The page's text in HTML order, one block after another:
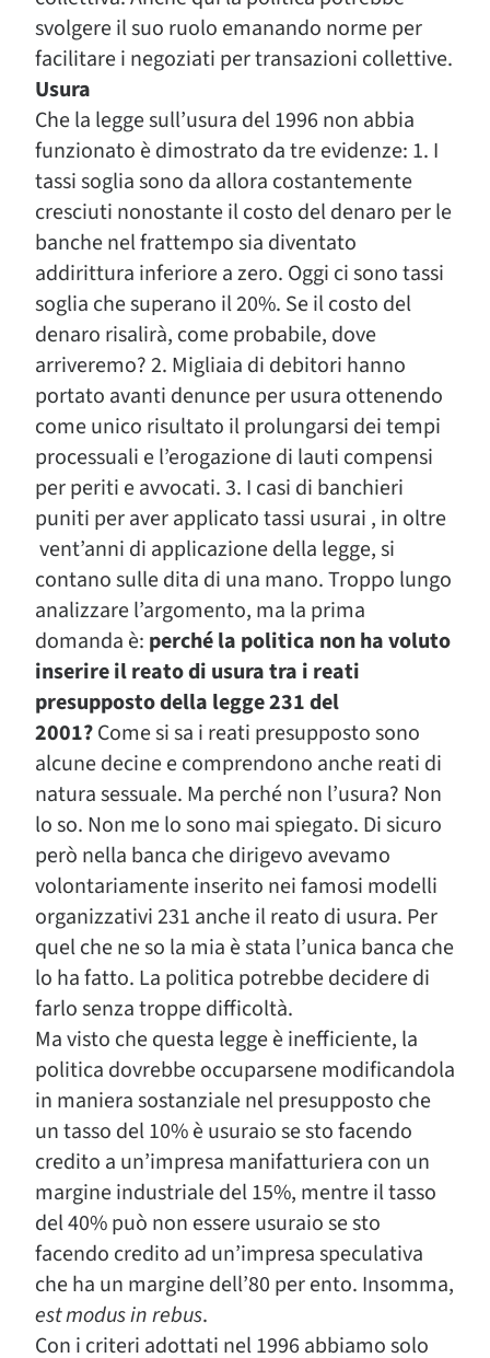
svolgere il suo ruolo emanando norme per
facilitare i negoziati per transazioni collettive.
Usura
Che la legge sull’usura del 1996 non abbia
funzionato è dimostrato da tre evidenze: 1. I
tassi soglia sono da allora costantemente
cresciuti nonostante il costo del denaro per le
banche nel frattempo sia diventato
addirittura inferiore a zero. Oggi ci sono tassi
soglia che superano il 20%. Se il costo del
denaro risalirà, come probabile, dove
arriveremo? 2. Migliaia di debitori hanno
portato avanti denunce per usura ottenendo
come unico risultato il prolungarsi dei tempi
processuali e l’erogazione di lauti compensi
per periti e avvocati. 3. I casi di banchieri
puniti per aver applicato tassi usurai , in oltre
vent’anni di applicazione della legge, si
contano sulle dita di una mano. Troppo lungo
analizzare l’argomento, ma la prima
domanda è: perché la politica non ha voluto
inserire il reato di usura tra i reati
presupposto della legge 231 del
2001?Come si sa i reati presupposto sono
alcune decine e comprendono anche reati di
natura sessuale. Ma perché non l’usura? Non
lo so. Non me lo sono mai spiegato. Di sicuro
però nella banca che dirigevo avevamo
volontariamente inserito nei famosi modelli
organizzativi 231 anche il reato di usura. Per
quel che ne so la mia è stata l’unica banca che
lo ha fatto. La politica potrebbe decidere di
farlo senza troppe difficoltà.
Ma visto che questa legge è inefficiente, la
politica dovrebbe occuparsene modificandola
in maniera sostanziale nel presupposto che
un tasso del 10% è usuraio se sto facendo
credito a un’impresa manifatturiera con un
margine industriale del 15%, mentre il tasso
del 40% può non essere usuraio se sto
facendo credito ad un’impresa speculativa
che ha un margine dell’80 per ento. Insomma,
est modus in rebus.
Con i criteri adottati nel 1996 abbiamo solo